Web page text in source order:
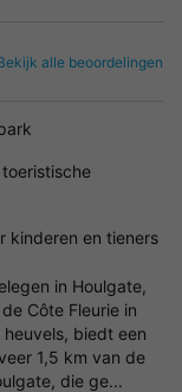
alle beoordelingen
kinderen en tieners
in Houlgate,
Côte Fleurie in
biedt een
1,5 km van de
die ge...